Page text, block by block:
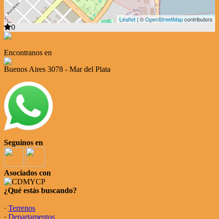
Leaflet | ©OpenStreetMapcontributors
0
Encontranos en
Buenos Aires 3078 - Mar del Plata
Seguinos en
Asociados con
¿Qué estás buscando?
· Terrenos
· Departamentos